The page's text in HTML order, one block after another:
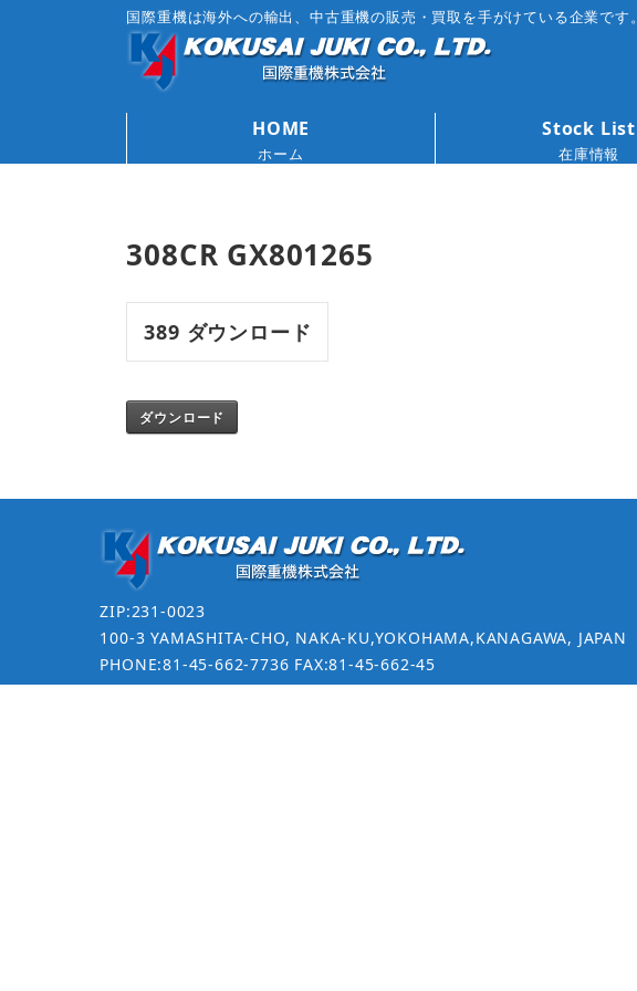
国際重機は海外への輸出、中古重機の販売・買取を手がけている企業です。
HOME
ホーム
Stock List
在庫情報
308CR GX801265
389 ダウンロード
ダウンロード
ZIP:231-0023
100-3 YAMASHITA-CHO, NAKA-KU,YOKOHAMA,KANAGAWA, JAPAN
PHONE:81-45-662-7736 FAX:81-45-662-45